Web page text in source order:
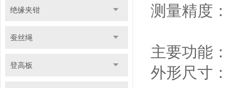
绝缘夹钳
蚕丝绳
登高板
测量精度
主要功能
外形尺寸